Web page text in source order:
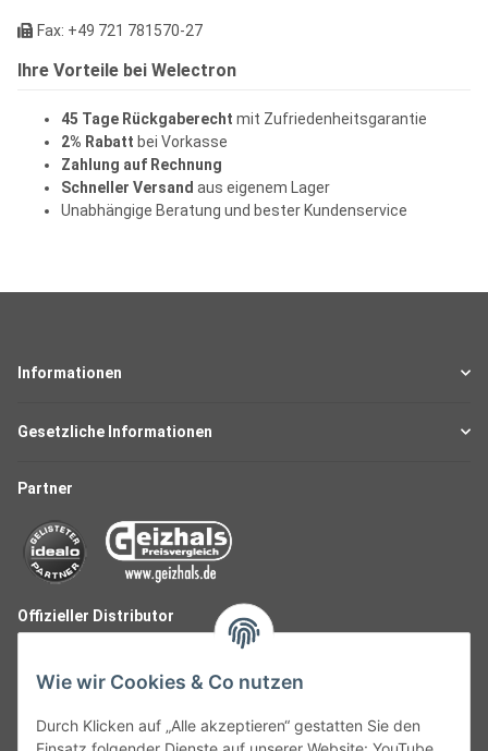
Fax: +49 721 781570-27
Ihre Vorteile bei Welectron
45 Tage Rückgaberecht mit Zufriedenheitsgarantie
2% Rabatt bei Vorkasse
Zahlung auf Rechnung
Schneller Versand aus eigenem Lager
Unabhängige Beratung und bester Kundenservice
Informationen
Gesetzliche Informationen
Partner
Offizieller Distributor
Wie wir Cookies & Co nutzen
Durch Klicken auf „Alle akzeptieren“ gestatten Sie den